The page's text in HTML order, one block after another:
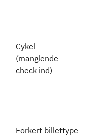
Cykel
(manglende
check ind)
Forkert billettype